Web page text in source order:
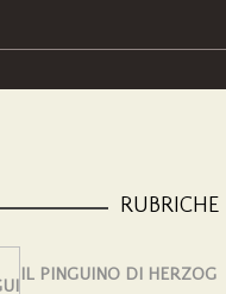
RUBRICHE
IL PINGUINO DI HERZOG